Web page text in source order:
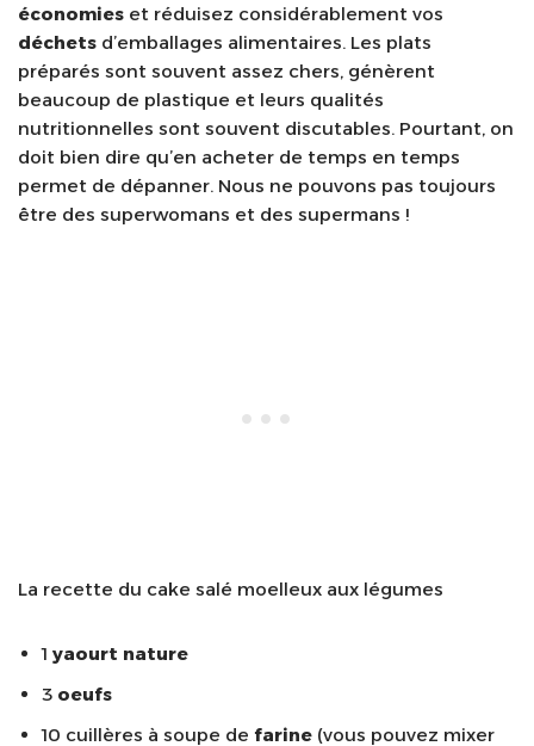
économies et réduisez considérablement vos
déchets d’emballages alimentaires. Les plats
préparés sont souvent assez chers, génèrent
beaucoup de plastique et leurs qualités
nutritionnelles sont souvent discutables. Pourtant, on
doit bien dire qu’en acheter de temps en temps
permet de dépanner. Nous ne pouvons pas toujours
être des superwomans et des supermans !
La recette du cake salé moelleux aux légumes
1 yaourt nature
3 oeufs
10 cuillères à soupe de farine (vous pouvez mixer